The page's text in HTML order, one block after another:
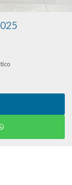
2.8 - 2025